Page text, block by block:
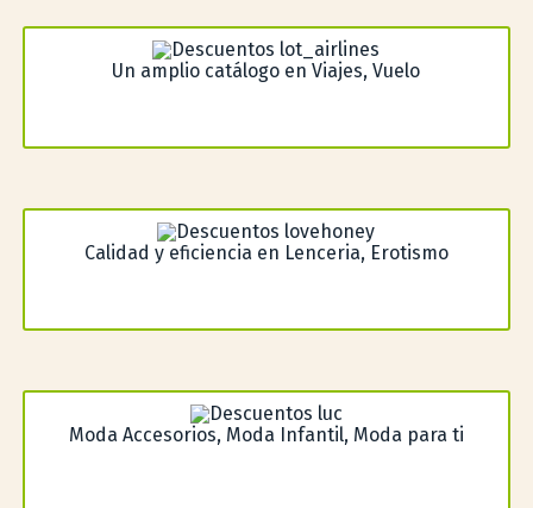
Un amplio catálogo en Viajes, Vuelo
Calidad y eficiencia en Lenceria, Erotismo
Moda Accesorios, Moda Infantil, Moda para ti